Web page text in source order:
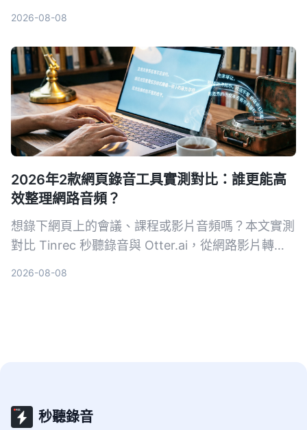
2026-08-08
2026年2款網頁錄音工具實測對比：誰更能高
效整理網路音頻？
想錄下網頁上的會議、課程或影片音頻嗎？本文實測
對比 Tinrec 秒聽錄音與 Otter.ai，從網路影片轉
2026-08-08
秒聽錄音